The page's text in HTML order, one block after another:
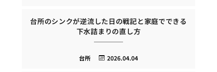
台所のシンクが逆流した日の戦記と家庭でできる
下水詰まりの直し方
2026.04.04
台所